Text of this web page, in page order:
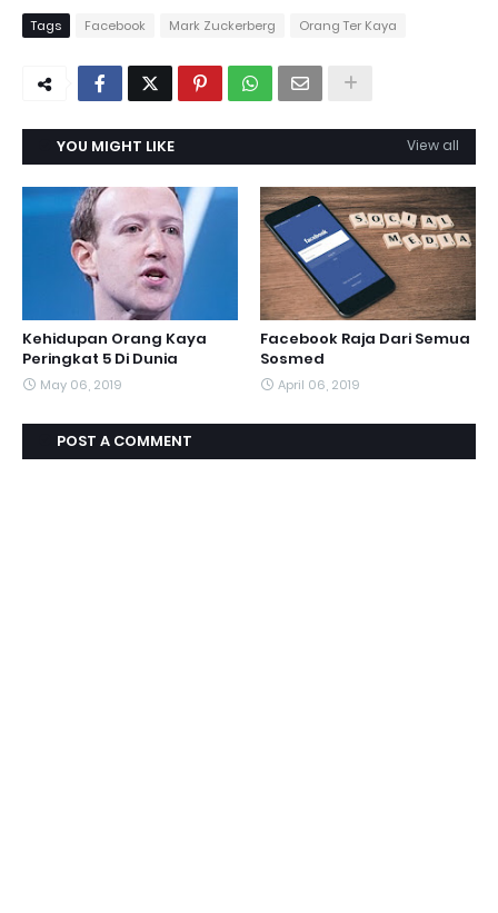
Tags Facebook Mark Zuckerberg Orang Ter Kaya
YOU MIGHT LIKE View all
Kehidupan Orang Kaya
Peringkat 5 Di Dunia
May 06, 2019
Facebook Raja Dari Semua
Sosmed
April 06, 2019
POST A COMMENT